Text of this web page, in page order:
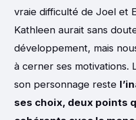
vraie difficulté de Joel et
Kathleen aurait sans
développement, mais
à cerner ses motivations.
son personnage reste
ses choix, deux points